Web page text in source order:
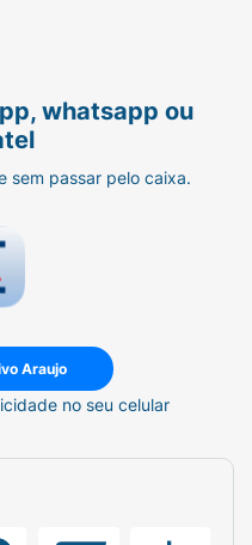
já oEsmalte Risqué
Cintilante 8ml
dama da
whatsapp ou
sem passar pelo caixa.
Araujo
no seu celular